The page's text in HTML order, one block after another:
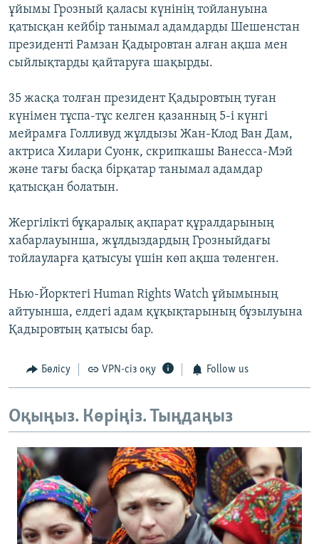
ұйымы Грозный қаласы күнінің тойлануына
қатысқан кейбір танымал адамдарды Шешенстан
президенті Рамзан Қадыровтан алған ақша мен
сыйлықтарды қайтаруға шақырды.
35 жасқа толған президент Қадыровтың туған
күнімен тұспа-тұс келген қазанның 5-і күнгі
мейрамға Голливуд жұлдызы Жан-Клод Ван Дам,
актриса Хилари Суонк, скрипкашы Ванесса-Мэй
және тағы басқа бірқатар танымал адамдар
қатысқан болатын.
Жергілікті бұқаралық ақпарат құралдарының
хабарлауынша, жұлдыздардың Грозныйдағы
тойлауларға қатысуы үшін көп ақша төленген.
Нью-Йорктегі Human Rights Watch ұйымының
айтуынша, елдегі адам құқықтарының бұзылуына
Қадыровтың қатысы бар.
Бөлісу VPN-сіз оқу Follow us
Оқыңыз. Көріңіз. Тыңдаңыз